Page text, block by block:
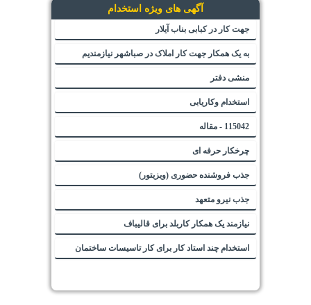
آگهی های ویژه استخدام
جهت کار در کبابی بناب آیلار
به یک همکار جهت کار املاک در صباشهر نیازمندیم
منشی دفتر
استخدام وکاریابی
115042 - مقاله
چرخکار حرفه ای
جذب فروشنده حضوری (ویزیتور)
جذب نیرو متعهد
نیازمند یک همکار کاربلد برای قالیباف
استخدام چند استاد کار برای کار تاسیسات ساختمان